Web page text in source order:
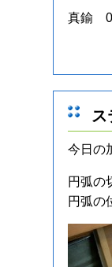
真鍮
今日の
円弧の
円弧の